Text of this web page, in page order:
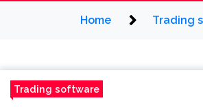
Home Trading
Trading software